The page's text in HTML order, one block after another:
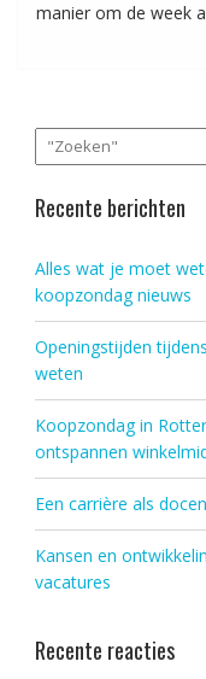
manier om de week
Recente berichten
Alles wat je moet
koopzondag nieuws
Openingstijden
weten
Koopzondag in
ontspannen
Een carrière als
Kansen en
vacatures
Recente reacties